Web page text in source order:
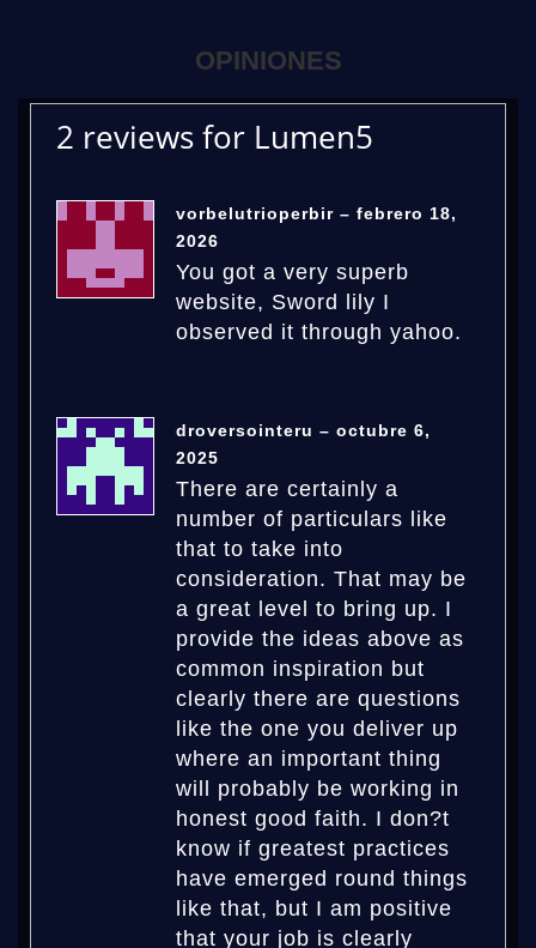
OPINIONES
2 reviews for Lumen5
vorbelutrioperbir– febrero 18,
2026
You got a very superb
website, Sword lily I
observed it through yahoo.
droversointeru– octubre 6,
2025
There are certainly a
number of particulars like
that to take into
consideration. That may be
a great level to bring up. I
provide the ideas above as
common inspiration but
clearly there are questions
like the one you deliver up
where an important thing
will probably be working in
honest good faith. I don?t
know if greatest practices
have emerged round things
like that, but I am positive
that your job is clearly